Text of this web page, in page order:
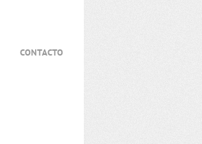
CONTACTO